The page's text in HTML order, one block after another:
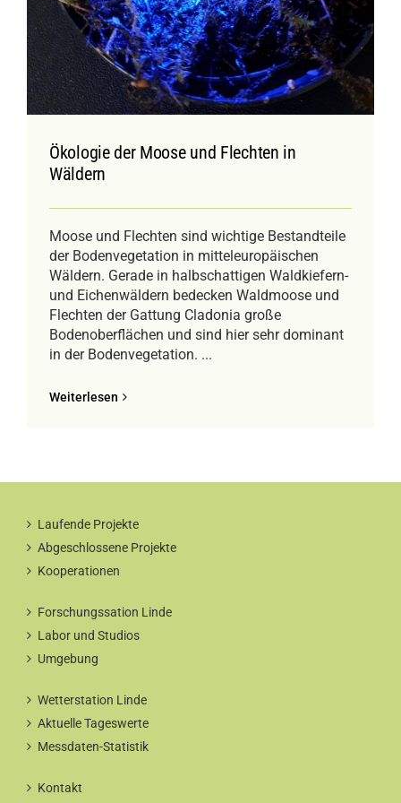
Ökologie der Moose und Flechten in
Wäldern
Moose und Flechten sind wichtige Bestandteile
der Bodenvegetation in mitteleuropäischen
Wäldern. Gerade in halbschattigen Waldkiefern-
und Eichenwäldern bedecken Waldmoose und
Flechten der Gattung Cladonia große
Bodenoberflächen und sind hier sehr dominant
in der Bodenvegetation. ...
Weiterlesen
Laufende Projekte
Abgeschlossene Projekte
Kooperationen
Forschungssation Linde
Labor und Studios
Umgebung
Wetterstation Linde
Aktuelle Tageswerte
Messdaten-Statistik
Kontakt